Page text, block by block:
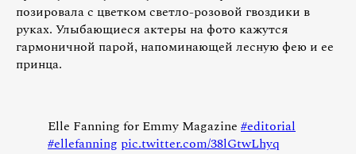
позировала с цветком светло-розовой гвоздики в
руках. Улыбающиеся актеры на фото кажутся
гармоничной парой, напоминающей лесную фею и ее
принца.
Elle Fanning for Emmy Magazine #editorial
#ellefanning pic.twitter.com/38lGtwLhyq